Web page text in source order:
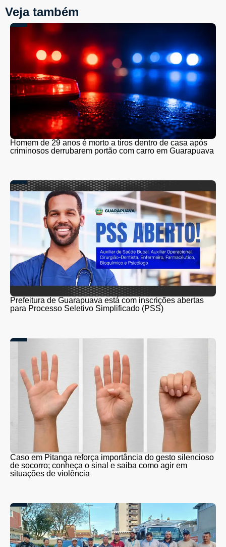
Veja também
Homem de 29 anos é morto a tiros dentro de casa após
criminosos derrubarem portão com carro em Guarapuava
Prefeitura de Guarapuava está com inscrições abertas
para Processo Seletivo Simplificado (PSS)
Caso em Pitanga reforça importância do gesto silencioso
de socorro; conheça o sinal e saiba como agir em
situações de violência